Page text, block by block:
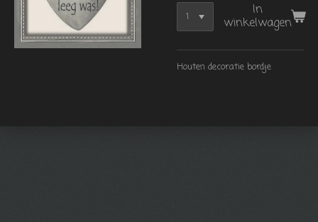
In
winkelwagen
Houten decoratie bordje